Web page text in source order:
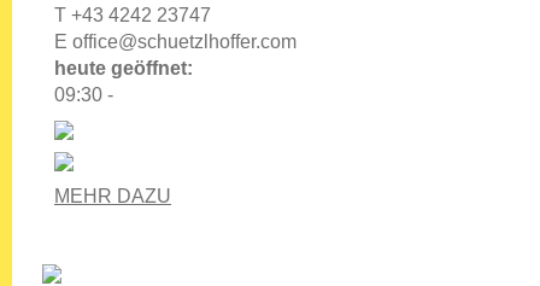
T +43 4242 23747
E office@schuetzlhoffer.com
heute geöffnet:
09:30 -
MEHR DAZU